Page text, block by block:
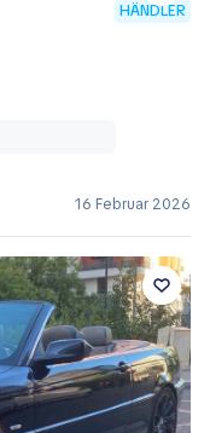
HÄNDLER
16 Februar 2026